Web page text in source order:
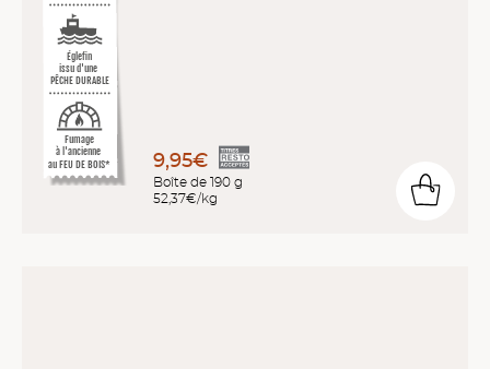
Fumage
à l'ancienne
au FEU DE BOIS*
Églefin
issu d'une
PÊCHE DURABLE
9,95€
Boîte de 190 g
52,37€/kg